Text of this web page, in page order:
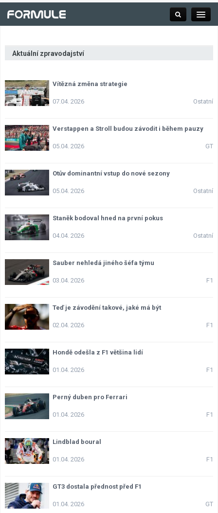
Kalendář F1
Týmy a jezdci F1
Aktuální zpravodajství
Vítězná změna strategie
Ostatní
07.04. 2026
Verstappen a Stroll budou závodit i během pauzy
GT
05.04. 2026
Otův dominantní vstup do nové sezony
Ostatní
05.04. 2026
Staněk bodoval hned na první pokus
Ostatní
04.04. 2026
Sauber nehledá jiného šéfa týmu
F1
03.04. 2026
Teď je závodění takové, jaké má být
F1
02.04. 2026
Hondě odešla z F1 většina lidí
F1
01.04. 2026
Perný duben pro Ferrari
F1
01.04. 2026
Lindblad boural
F1
01.04. 2026
GT3 dostala přednost před F1
GT
01.04. 2026